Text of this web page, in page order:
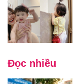
Đọc nhiều